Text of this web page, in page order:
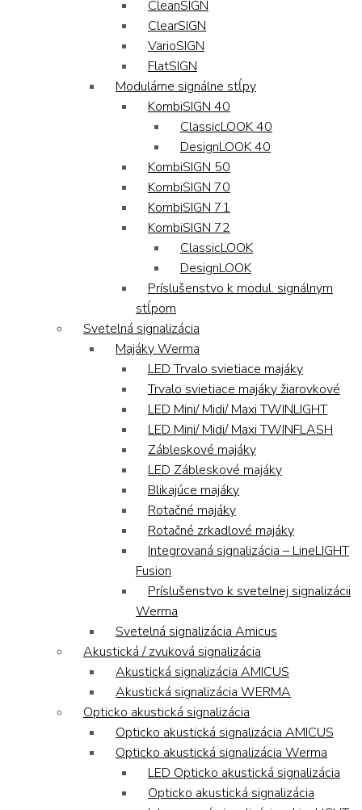
CleanSIGN
ClearSIGN
VarioSIGN
FlatSIGN
Modulárne signálne stĺpy
KombiSIGN 40
ClassicLOOK 40
DesignLOOK 40
KombiSIGN 50
KombiSIGN 70
KombiSIGN 71
KombiSIGN 72
ClassicLOOK
DesignLOOK
Príslušenstvo k modul. signálnym
stĺpom
Svetelná signalizácia
Majáky Werma
LED Trvalo svietiace majáky
Trvalo svietiace majáky žiarovkové
LED Mini/ Midi/ Maxi TWINLIGHT
LED Mini/ Midi/ Maxi TWINFLASH
Zábleskové majáky
LED Zábleskové majáky
Blikajúce majáky
Rotačné majáky
Rotačné zrkadlové majáky
Integrovaná signalizácia – LineLIGHT
Fusion
Príslušenstvo k svetelnej signalizácii
Werma
Svetelná signalizácia Amicus
Akustická / zvuková signalizácia
Akustická signalizácia AMICUS
Akustická signalizácia WERMA
Opticko akustická signalizácia
Opticko akustická signalizácia AMICUS
Opticko akustická signalizácia Werma
LED Opticko akustická signalizácia
Opticko akustická signalizácia